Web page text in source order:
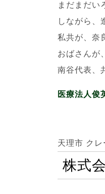
まだまだい
しながら、
私共が、奈
おばさんが
南谷代表、
医療法人俊
天理市 ク
株式